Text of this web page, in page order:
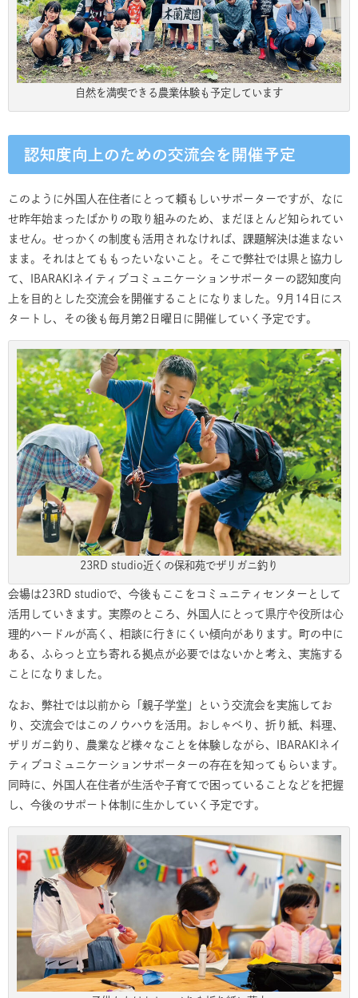
自然を満喫できる農業体験も予定しています
認知度向上のための交流会を開催予定
このように外国人在住者にとって頼もしいサポーターですが、なに
せ昨年始まったばかりの取り組みのため、まだほとんど知られてい
ません。せっかくの制度も活用されなければ、課題解決は進まない
まま。それはとてももったいないこと。そこで弊社では県と協力し
て、IBARAKIネイティブコミュニケーションサポーターの認知度向
上を目的とした交流会を開催することになりました。9月14日にス
タートし、その後も毎月第2日曜日に開催していく予定です。
23RD studio近くの保和苑でザリガニ釣り
会場は23RD studioで、今後もここをコミュニティセンターとして
活用していきます。実際のところ、外国人にとって県庁や役所は心
理的ハードルが高く、相談に行きにくい傾向があります。町の中に
ある、ふらっと立ち寄れる拠点が必要ではないかと考え、実施する
ことになりました。
なお、弊社では以前から「親子学堂」という交流会を実施してお
り、交流会ではこのノウハウを活用。おしゃべり、折り紙、料理、
ザリガニ釣り、農業など様々なことを体験しながら、IBARAKIネイ
ティブコミュニケーションサポーターの存在を知ってもらいます。
同時に、外国人在住者が生活や子育てで困っていることなどを把握
し、今後のサポート体制に生かしていく予定です。